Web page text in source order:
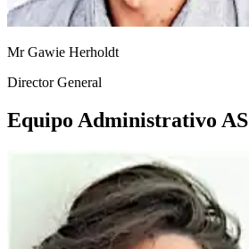
Mr Gawie Herholdt
Director General
Equipo Administrativo AS